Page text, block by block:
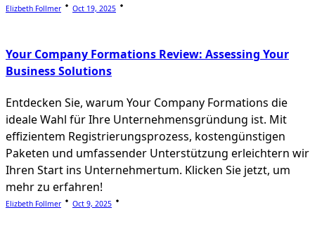
Elizbeth Follmer Oct 19, 2025
Your Company Formations Review: Assessing Your
Business Solutions
Entdecken Sie, warum Your Company Formations die
ideale Wahl für Ihre Unternehmensgründung ist. Mit
effizientem Registrierungsprozess, kostengünstigen
Paketen und umfassender Unterstützung erleichtern wir
Ihren Start ins Unternehmertum. Klicken Sie jetzt, um
mehr zu erfahren!
Elizbeth Follmer Oct 9, 2025